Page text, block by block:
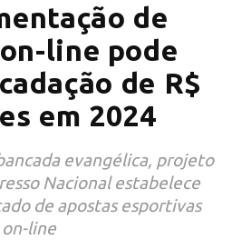
de
line pode
de R$
em 2024
evangélica, projeto
Nacional estabelece
de apostas esportivas
on-line